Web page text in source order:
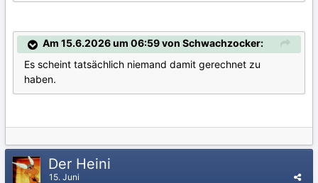
Am 15.6.2026 um 06:59 von Schwachzocker:
Es scheint tatsächlich niemand damit gerechnet zu
haben.
Der Heini
15. Juni